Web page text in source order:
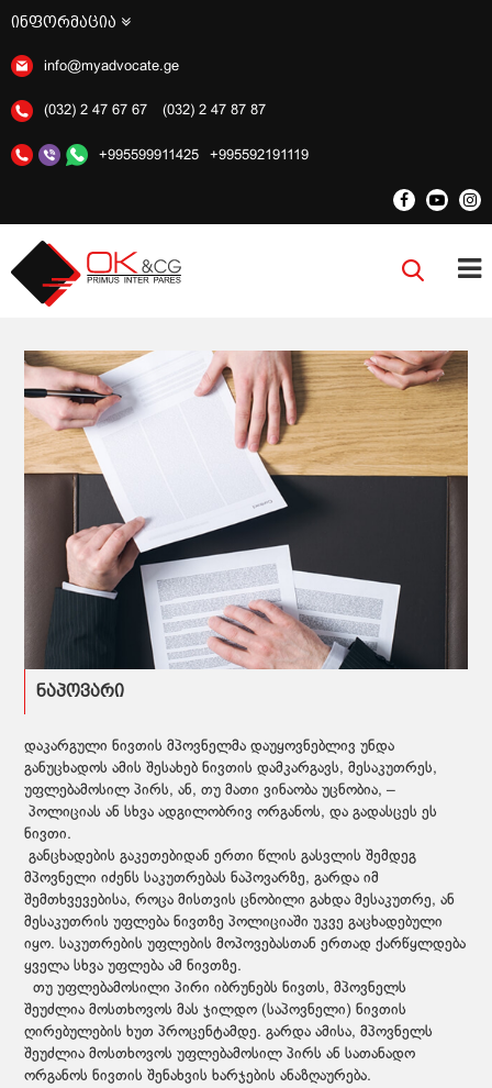
ინფორმაცია
info@myadvocate.ge
(032) 2 47 67 67 (032) 2 47 87 87
+995599911425 +995592191119
ნაპოვარი
დაკარგული ნივთის მპოვნელმა დაუყოვნებლივ უნდა
განუცხადოს ამის შესახებ ნივთის დამკარგავს, მესაკუთრეს,
უფლებამოსილ პირს, ან, თუ მათი ვინაობა უცნობია, –
პოლიციას ან სხვა ადგილობრივ ორგანოს, და გადასცეს ეს
ნივთი.
განცხადების გაკეთებიდან ერთი წლის გასვლის შემდეგ
მპოვნელი იძენს საკუთრებას ნაპოვარზე, გარდა იმ
შემთხვევებისა, როცა მისთვის ცნობილი გახდა მესაკუთრე, ან
მესაკუთრის უფლება ნივთზე პოლიციაში უკვე გაცხადებული
იყო. საკუთრების უფლების მოპოვებასთან ერთად ქარწყლდება
ყველა სხვა უფლება ამ ნივთზე.
თუ უფლებამოსილი პირი იბრუნებს ნივთს, მპოვნელს
შეუძლია მოსთხოვოს მას ჯილდო (საპოვნელი) ნივთის
ღირებულების ხუთ პროცენტამდე. გარდა ამისა, მპოვნელს
შეუძლია მოსთხოვოს უფლებამოსილ პირს ან სათანადო
ორგანოს ნივთის შენახვის ხარჯების ანაზღაურება.